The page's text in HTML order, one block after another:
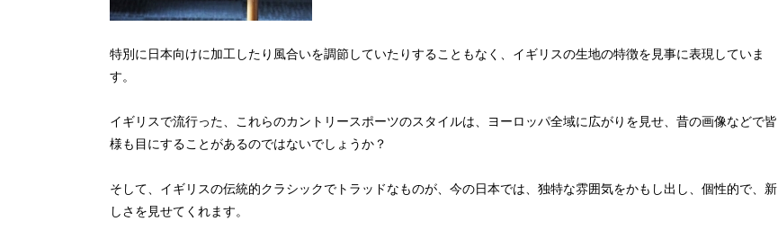
特別に日本向けに加工したり風合いを調節していたりすることもなく、イギリスの生地の特徴を見事に表現していま
す。
イギリスで流行った、これらのカントリースポーツのスタイルは、ヨーロッパ全域に広がりを見せ、昔の画像などで皆
様も目にすることがあるのではないでしょうか？
そして、イギリスの伝統的クラシックでトラッドなものが、今の日本では、独特な雰囲気をかもし出し、個性的で、新
しさを見せてくれます。